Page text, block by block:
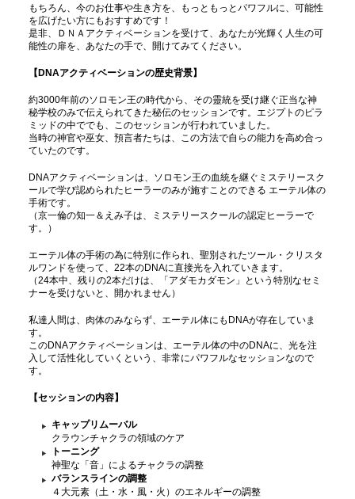
もちろん、今のお仕事や生き方を、もっともっとパワフルに、可能性
を広げたい方にもおすすめです！
是非、ＤＮＡアクティベーションを受けて、あなたが光輝く人生の可
能性の扉を、あなたの手で、開けてみてください。
【DNAアクティベーションの歴史背景】
約3000年前のソロモン王の時代から、その靈統を受け継ぐ正当な神
秘学校のみで伝えられてきた秘伝のセッションです。エジプトのピラ
ミッドの中ででも、このセッションが行われていました。
当時の神官や巫女、預言者たちは、この方法で自らの能力を高め合っ
ていたのです。
DNAアクティベーションは、ソロモン王の血統を継ぐミステリースク
ールで学び認められたヒーラーのみが施すことのできる エーテル体の
手術です。
（京一倫の知一＆えみ子は、ミステリースクールの認定ヒーラーで
す。）
エーテル体の手術の為に特別に作られ、聖別されたツール・クリスタ
ルワンドを使って、22本のDNAに直接光を入れていきます。
（24本中、残りの2本だけは、「アダモカダモン」という特別なセミ
ナーを受けないと、開かれません）
私達人間は、肉体のみならず、エーテル体にもDNAが存在していま
す。
このDNAアクティベーションは、エーテル体の中のDNAに、光を注
入して活性化していくという、非常にパワフルなセッションなので
す。
【セッションの内容】
キャップリムーバル
クラウンチャクラの領域のケア
トーニング
神聖な「音」によるチャクラの調整
バランスラインの調整
４大元素（土・水・風・火）のエネルギーの調整